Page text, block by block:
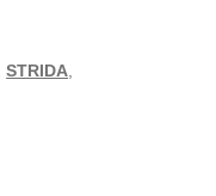
,STRIDA